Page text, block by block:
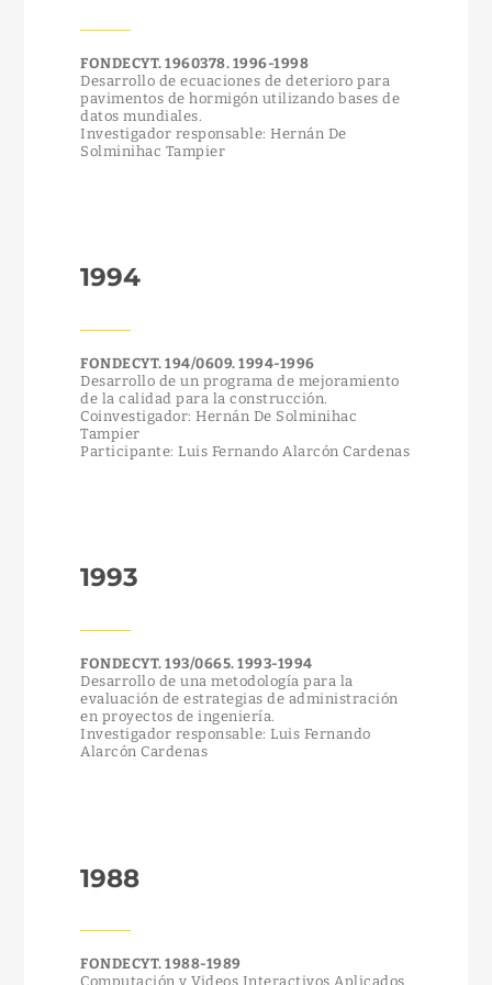
FONDECYT. 1960378. 1996-1998
Desarrollo de ecuaciones de deterioro para
pavimentos de hormigón utilizando bases de
datos mundiales.
Investigador responsable: Hernán De
Solminihac Tampier
1994
FONDECYT. 194/0609. 1994-1996
Desarrollo de un programa de mejoramiento
de la calidad para la construcción.
Coinvestigador: Hernán De Solminihac
Tampier
Participante: Luis Fernando Alarcón Cardenas
1993
FONDECYT. 193/0665. 1993-1994
Desarrollo de una metodología para la
evaluación de estrategias de administración
en proyectos de ingeniería.
Investigador responsable: Luis Fernando
Alarcón Cardenas
1988
FONDECYT. 1988-1989
Computación y Videos Interactivos Aplicados